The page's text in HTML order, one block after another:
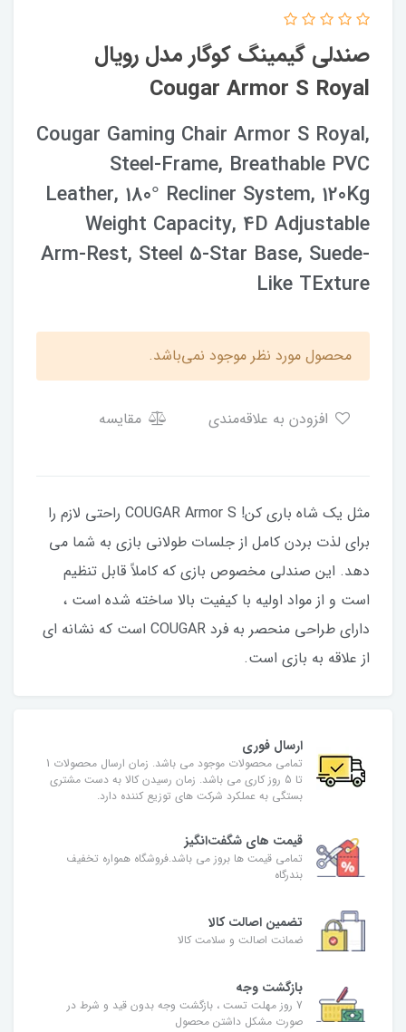
صندلی گیمینگ کوگار مدل رویال
Cougar Armor S Royal
Cougar Gaming Chair Armor S Royal,
Steel-Frame, Breathable PVC
Leather, 180° Recliner System, 120Kg
Weight Capacity, 4D Adjustable
Arm-Rest, Steel 5-Star Base, Suede-
Like TExture
محصول مورد نظر موجود نمی‌باشد.
مقایسه
مثل یک شاه باری کن! COUGAR Armor S راحتی لازم را
برای لذت بردن کامل از جلسات طولانی بازی به شما می
دهد. این صندلی مخصوص بازی که کاملاً قابل تنظیم
است و از مواد اولیه با کیفیت بالا ساخته شده است ،
دارای طراحی منحصر به فرد COUGAR است که نشانه ای
از علاقه به بازی است.
ارسال فوری
تمامی محصولات موجود می باشد. زمان ارسال محصولات 1
تا 5 روز کاری می باشد. زمان رسیدن کالا به دست مشتری
بستگی به عملکرد شرکت های توزیع کننده دارد.
قیمت های شگفت‌انگیز
تمامی قیمت ها بروز می باشد.فروشگاه همواره تخفیف
بندرگاه
تضمین اصالت کالا
ضمانت اصالت و سلامت کالا
بازگشت وجه
7 روز مهلت تست ، بازگشت وجه بدون قید و شرط در
صورت مشکل داشتن محصول